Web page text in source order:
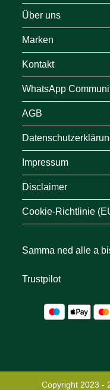
Über uns
Marken
Kontakt
WhatsApp
AGB
Impressum
Disclaimer
Cookie-Richtlinie
Samma ned alle a
Trustpilot
Copyright 2023 -